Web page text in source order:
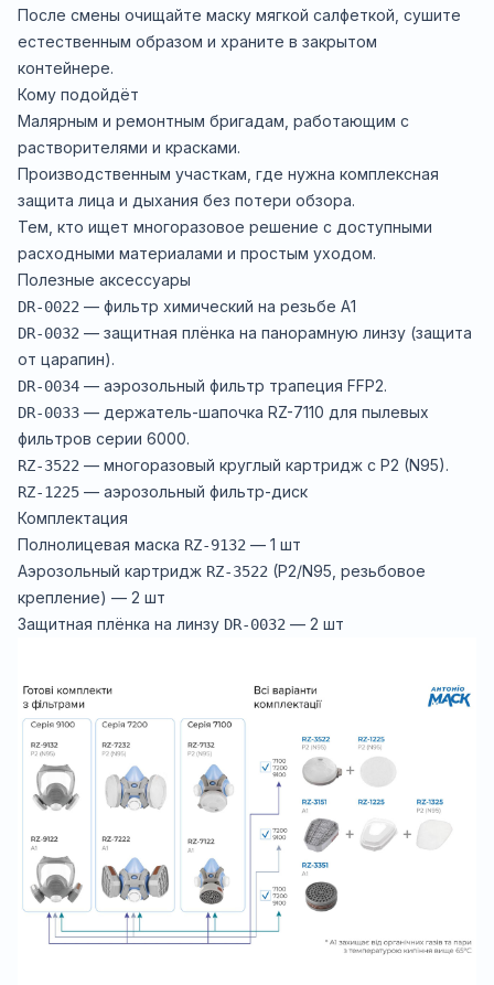
После смены очищайте маску мягкой салфеткой, сушите
естественным образом и храните в закрытом
контейнере.
Кому подойдёт
Малярным и ремонтным бригадам, работающим с
растворителями и красками.
Производственным участкам, где нужна комплексная
защита лица и дыхания без потери обзора.
Тем, кто ищет многоразовое решение с доступными
расходными материалами и простым уходом.
Полезные аксессуары
DR-0022 — фильтр химический на резьбе A1
DR-0032 — защитная плёнка на панорамную линзу (защита
от царапин).
DR-0034 — аэрозольный фильтр трапеция FFP2.
DR-0033 — держатель-шапочка RZ-7110 для пылевых
фильтров серии 6000.
RZ-3522 — многоразовый круглый картридж с P2 (N95).
RZ-1225 — аэрозольный фильтр-диск
Комплектация
Полнолицевая маска RZ-9132 — 1 шт
Аэрозольный картридж RZ-3522 (P2/N95, резьбовое
крепление) — 2 шт
Защитная плёнка на линзу DR-0032 — 2 шт